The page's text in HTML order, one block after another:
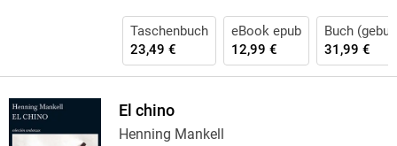
Taschenbuch
23,49 €
eBook epub
12,99 €
Buch
31,99 €
El chino
Henning Mankell